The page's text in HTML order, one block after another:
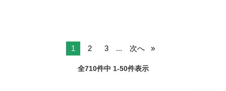
1 2 3 ... 次へ
全710件中 1-50件表示